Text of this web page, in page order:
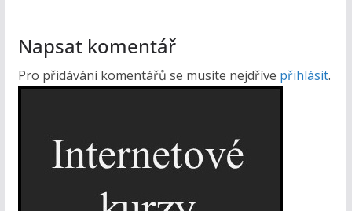
Napsat komentář
Pro přidávání komentářů se musíte nejdříve přihlásit.